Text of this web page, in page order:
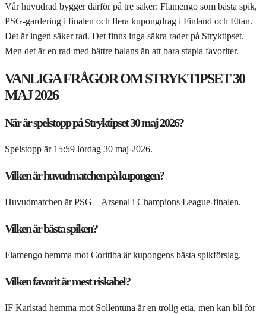
Vår huvudrad bygger därför på tre saker: Flamengo som bästa spik,
PSG-gardering i finalen och flera kupongdrag i Finland och Ettan.
Det är ingen säker rad. Det finns inga säkra rader på Stryktipset.
Men det är en rad med bättre balans än att bara stapla favoriter.
VANLIGA FRÅGOR OM STRYKTIPSET 30
MAJ 2026
När är spelstopp på Stryktipset 30 maj 2026?
Spelstopp är 15:59 lördag 30 maj 2026.
Vilken är huvudmatchen på kupongen?
Huvudmatchen är PSG – Arsenal i Champions League-finalen.
Vilken är bästa spiken?
Flamengo hemma mot Coritiba är kupongens bästa spikförslag.
Vilken favorit är mest riskabel?
IF Karlstad hemma mot Sollentuna är en trolig etta, men kan bli för